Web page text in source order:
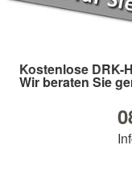
Kostenlose DRK-
Wir beraten Sie